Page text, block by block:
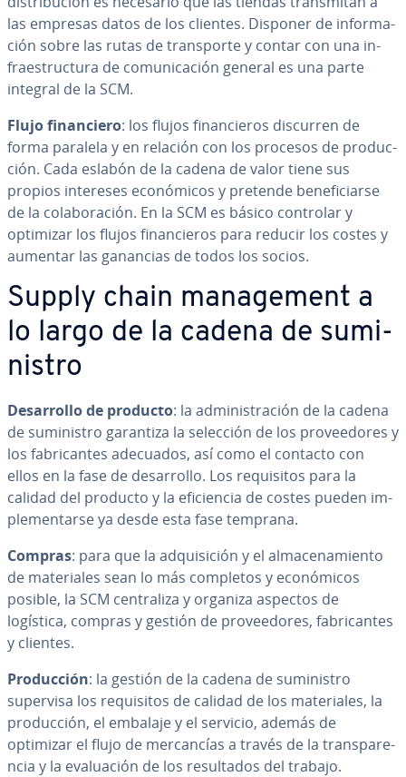
las empresas datos de los clientes. Disponer de in­fo­r­ma­
ción sobre las rutas de tra­n­s­po­r­te y contar con una in­
frae­s­tru­c­tu­ra de co­mu­ni­ca­ción general es una parte
integral de la SCM.
Flujo fi­na­n­cie­ro: los flujos fi­na­n­cie­ros discurren de
forma paralela y en relación con los procesos de pro­du­c­
ción. Cada eslabón de la cadena de valor tiene sus
propios intereses eco­nó­mi­cos y pretende be­ne­fi­ciar­se
de la co­la­bo­ra­ción. En la SCM es básico controlar y
optimizar los flujos fi­na­n­cie­ros para reducir los costes y
aumentar las ganancias de todos los socios.
Supply chain ma­na­ge­me­nt a
lo largo de la cadena de su­mi­
ni­s­tro
De­sa­rro­llo de producto: la ad­mi­ni­s­tra­ción de la cadena
de su­mi­ni­s­tro garantiza la selección de los pro­vee­do­res y
los fa­bri­ca­n­tes adecuados, así como el contacto con
ellos en la fase de de­sa­rro­llo. Los re­qui­si­tos para la
calidad del producto y la efi­cie­n­cia de costes pueden im­
ple­me­n­tar­se ya desde esta fase temprana.
Compras: para que la ad­qui­si­ción y el al­ma­ce­na­mie­n­to
de ma­te­ria­les sean lo más completos y eco­nó­mi­cos
posible, la SCM ce­n­tra­li­za y organiza aspectos de
logística, compras y gestión de pro­vee­do­res, fa­bri­ca­n­tes
y clientes.
Pro­du­c­ción: la gestión de la cadena de su­mi­ni­s­tro
supervisa los re­qui­si­tos de calidad de los ma­te­ria­les, la
pro­du­c­ción, el embalaje y el servicio, además de
optimizar el flujo de me­r­ca­n­cías a través de la tra­n­s­pa­re­
n­cia y la eva­lua­ción de los re­su­l­ta­dos del trabajo.